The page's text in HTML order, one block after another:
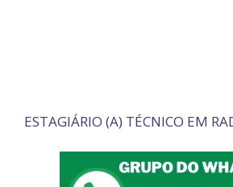
ESTAGIÁRIO (A) TÉCNICO EM